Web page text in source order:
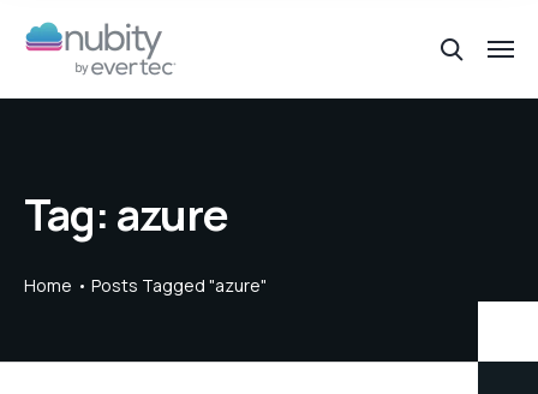
Tag: azure
Home Posts Tagged "azure"